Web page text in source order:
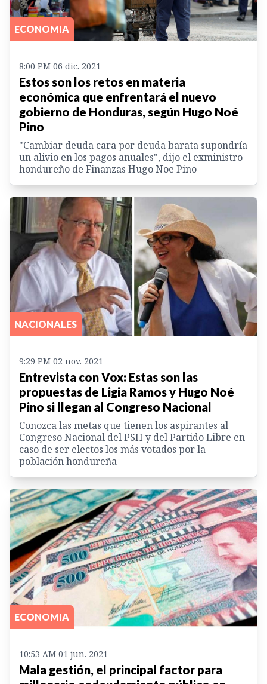
ECONOMIA
8:00 PM 06 dic. 2021
Estos son los retos en materia
económica que enfrentará el nuevo
gobierno de Honduras, según Hugo Noé
Pino
"Cambiar deuda cara por deuda barata supondría
un alivio en los pagos anuales", dijo el exministro
hondureño de Finanzas Hugo Noe Pino
NACIONALES
9:29 PM 02 nov. 2021
Entrevista con Vox: Estas son las
propuestas de Ligia Ramos y Hugo Noé
Pino si llegan al Congreso Nacional
Conozca las metas que tienen los aspirantes al
Congreso Nacional del PSH y del Partido Libre en
caso de ser electos los más votados por la
población hondureña
ECONOMIA
10:53 AM 01 jun. 2021
Mala gestión, el principal factor para